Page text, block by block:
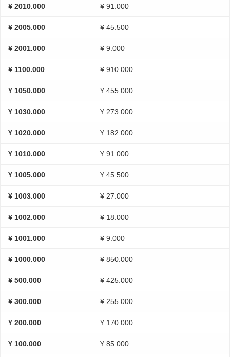
¥ 2010.000 ¥ 91.000
¥ 2005.000 ¥ 45.500
¥ 2001.000 ¥ 9.000
¥ 1100.000 ¥ 910.000
¥ 1050.000 ¥ 455.000
¥ 1030.000 ¥ 273.000
¥ 1020.000 ¥ 182.000
¥ 1010.000 ¥ 91.000
¥ 1005.000 ¥ 45.500
¥ 1003.000 ¥ 27.000
¥ 1002.000 ¥ 18.000
¥ 1001.000 ¥ 9.000
¥ 1000.000 ¥ 850.000
¥ 500.000 ¥ 425.000
¥ 300.000 ¥ 255.000
¥ 200.000 ¥ 170.000
¥ 100.000 ¥ 85.000